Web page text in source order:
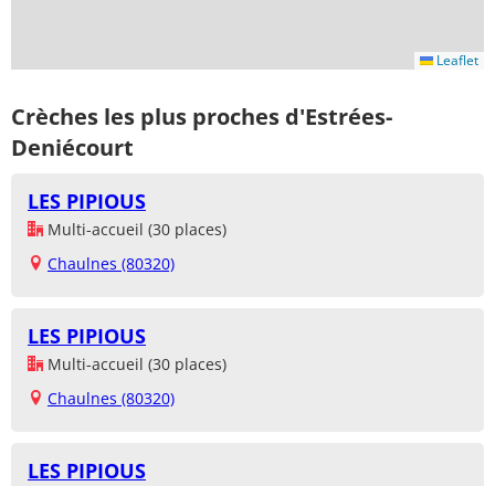
Leaflet
Crèches les plus proches d'Estrées-
Deniécourt
LES PIPIOUS
Multi-accueil (30 places)
Chaulnes (80320)
LES PIPIOUS
Multi-accueil (30 places)
Chaulnes (80320)
LES PIPIOUS